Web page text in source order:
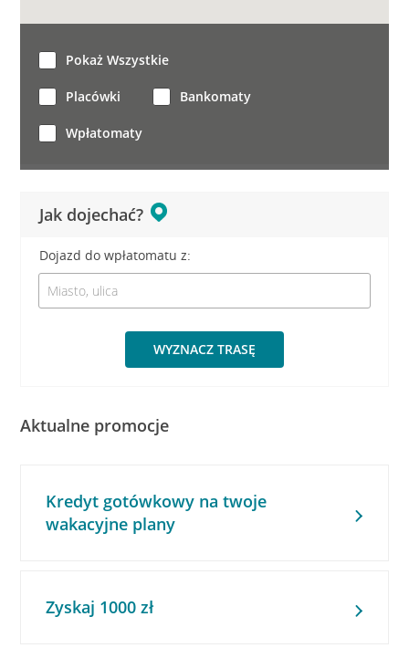
Jak dojechać?
Dojazd do wpłatomatu z:
WYZNACZ TRASĘ
Pokaż Wszystkie
Placówki Bankomaty
Wpłatomaty
Aktualne promocje
Kredyt gotówkowy na twoje
wakacyjne plany
Zyskaj 1000 zł